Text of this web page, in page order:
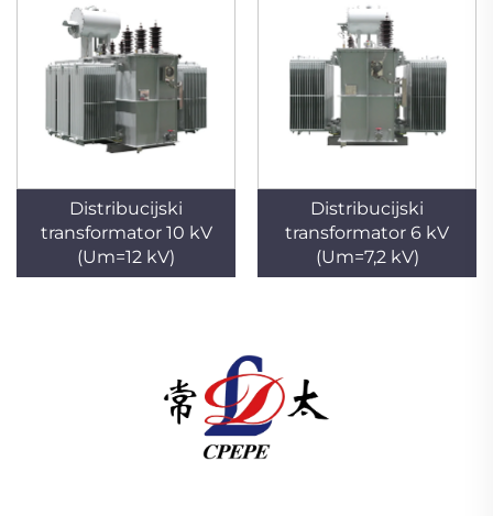
Distribucijski
transformator 10 kV
(Um=12 kV)
Distribucijski
transformator 6 kV
(Um=7,2 kV)